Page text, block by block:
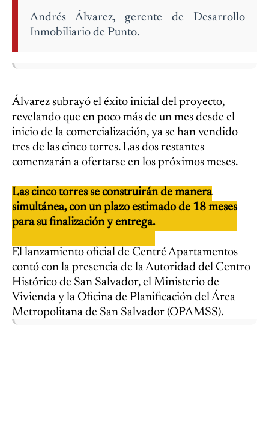
Andrés Álvarez, gerente de Desarrollo
Inmobiliario de Punto.
Álvarez subrayó el éxito inicial del proyecto,
revelando que en poco más de un mes desde el
inicio de la comercialización, ya se han vendido
tres de las cinco torres. Las dos restantes
comenzarán a ofertarse en los próximos meses.
Las cinco torres se construirán de manera
simultánea, con un plazo estimado de 18 meses
para su finalización y entrega.
El lanzamiento oficial de Centré Apartamentos
contó con la presencia de la Autoridad del Centro
Histórico de San Salvador, el Ministerio de
Vivienda y la Oficina de Planificación del Área
Metropolitana de San Salvador (OPAMSS).